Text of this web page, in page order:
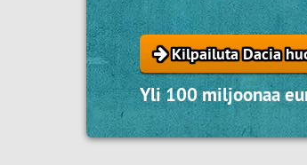
Kilpailuta Dacia
Yli 100 miljoonaa